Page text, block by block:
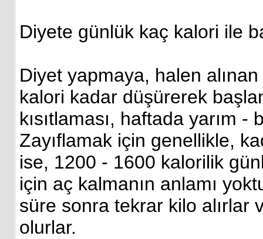
Diyete günlük kaç kalori ile
Diyet yapmaya, halen
kalori kadar düşürerek
kısıtlaması, haftada yarım
Zayıflamak için genellikle,
ise, 1200 - 1600 kalorilik
için aç kalmanın anlamı
süre sonra tekrar kilo alırlar
olurlar.